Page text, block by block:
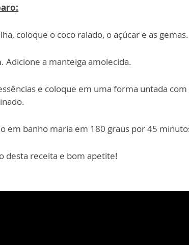
coloque o coco ralado, o açúcar e as gemas.
Adicione a manteiga amolecida.
e coloque em uma forma untada
em banho maria em 180 graus por 45
desta receita e bom apetite!